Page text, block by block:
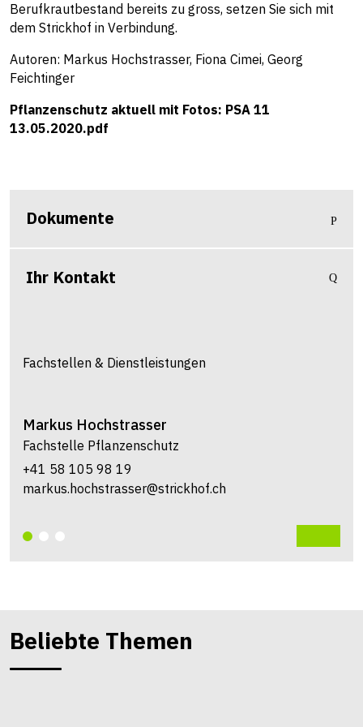
Berufkrautbestand bereits zu gross, setzen Sie sich mit
dem Strickhof in Verbindung.
Autoren: Markus Hochstrasser, Fiona Cimei, Georg
Feichtinger
Pflanzenschutz aktuell mit Fotos: PSA 11
13.05.2020.pdf
Dokumente
Ihr Kontakt
Fachstellen & Dienstleistungen
Markus Hochstrasser
Fachstelle Pflanzenschutz
+41 58 105 98 19
markus.hochstrasser@strickhof.ch
Beliebte Themen